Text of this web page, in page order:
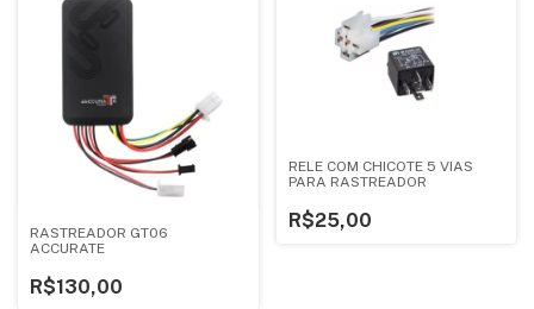
RASTREADOR GT06
ACCURATE
R$130,00
RELE COM CHICOTE 5 VIAS
PARA RASTREADOR
R$25,00